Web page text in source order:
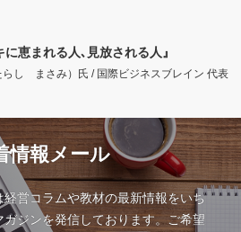
恵まれる人､見放される人』
し まさみ）氏 / 国際ビジネスブレイン 代表
情報メール
営コラムや教材の最新情報をいち
ジンを発信しております。ご希望